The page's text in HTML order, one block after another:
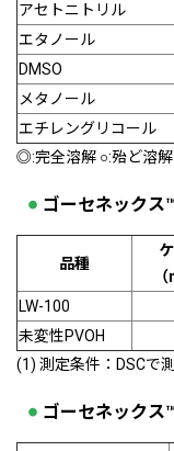
アセトニトリル
エタノール
DMSO
メタノール
エチレングリコール
◎:完全溶解 ○:殆ど溶
ゴーセネックス
品種
LW-100
未変性PVOH
(1) 測定条件：DSCで
ゴーセネックス